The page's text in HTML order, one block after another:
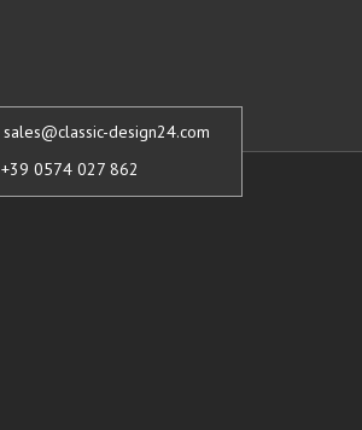
sales@classic-design24.com
+39 0574 027 862